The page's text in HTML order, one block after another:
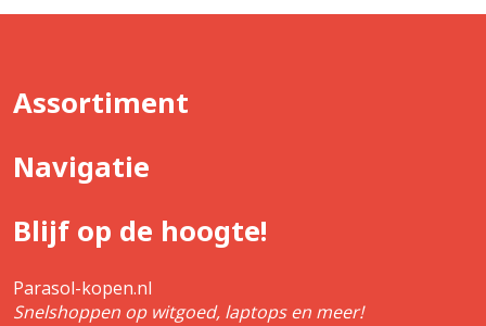
Assortiment
Navigatie
Blijf op de hoogte!
Parasol-kopen.nl
Snelshoppen op witgoed, laptops en meer!